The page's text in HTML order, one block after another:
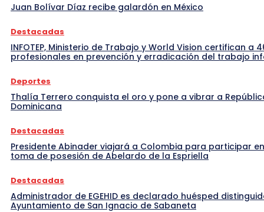
Juan Bolívar Díaz recibe galardón en México
Destacadas
INFOTEP, Ministerio de Trabajo y World Vision certifican a
profesionales en prevención y erradicación del trabajo
Deportes
Thalía Terrero conquista el oro y pone a vibrar a
Dominicana
Destacadas
Presidente Abinader viajará a Colombia para participar
toma de posesión de Abelardo de la Espriella
Destacadas
Administrador de EGEHID es declarado huésped
Ayuntamiento de San Ignacio de Sabaneta